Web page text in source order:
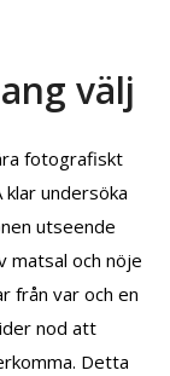
välj
fotografiskt
undersöka
utseende
matsal och nöje
från var och en
nod att
Detta